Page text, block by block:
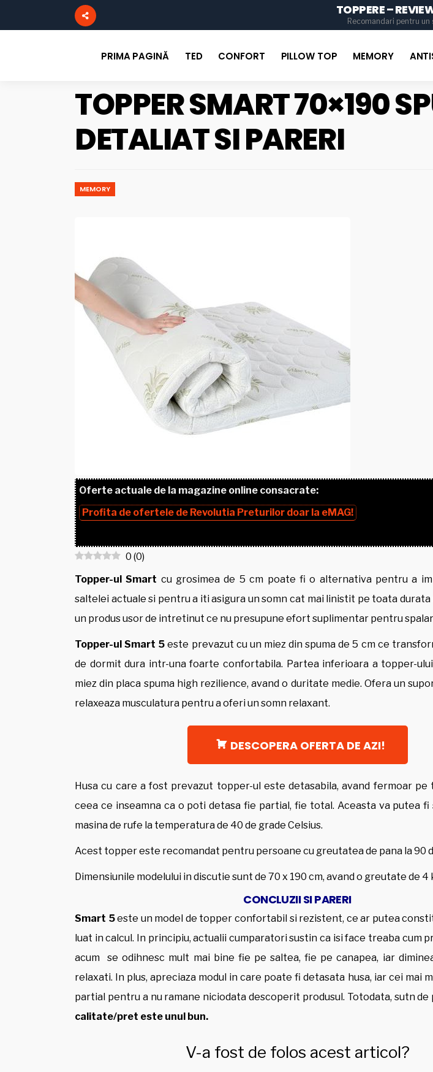
TOPPERE –
Recomandari pentru un
PRIMA PAGINĂ TED CONFORT PILLOW TOP MEMORY
TOPPER SMART 70×190
DETALIAT SI PARERI
MEMORY
Oferte actuale de la magazine online consacrate:
Profita de ofertele de Revolutia Preturilor doar la eMAG!
0 (0)
Topper-ul Smart cu grosimea de 5 cm poate fi o alternativa pentru a
saltelei actuale si pentru a iti asigura un somn cat mai linistit pe toata durata
un produs usor de intretinut ce nu presupune efort suplimentar pentru
Topper-ul Smart 5este prevazut cu un miez din spuma de 5 cm ce
de dormit dura intr-una foarte confortabila. Partea inferioara a topper-
miez din placa spuma high rezilience, avand o duritate medie. Ofera un
relaxeaza musculatura pentru a oferi un somn relaxant.
DESCOPERA OFERTA DE AZI!
Husa cu care a fost prevazut topper-ul este detasabila, avand fermoar
ceea ce inseamna ca o poti detasa fie partial, fie total. Aceasta va putea fi
masina de rufe la temperatura de 40 de grade Celsius.
Acest topper este recomandat pentru persoane cu greutatea de pana la 90
Dimensiunile modelului in discutie sunt de 70 x 190 cm, avand o greutate de 4
CONCLUZII SI PARERI
Smart 5este un model de topper confortabil si rezistent, ce ar putea
luat in calcul. In principiu, actualii cumparatori sustin ca isi face treaba cum
acum se odihnesc mult mai bine fie pe saltea, fie pe canapea, iar
relaxati. In plus, apreciaza modul in care poate fi detasata husa, iar cei mai
partial pentru a nu ramane niciodata descoperit produsul. Totodata, sutn de
calitate/pret este unul bun.
V-a fost de folos acest articol?